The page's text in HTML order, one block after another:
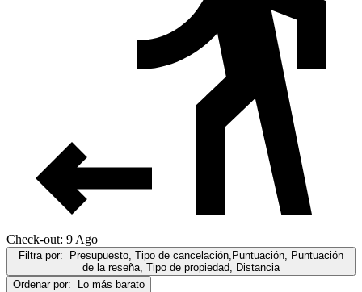
Check-out: 9 Ago
Filtra por:
Presupuesto, Tipo de cancelación,Puntuación, Puntuación
de la reseña, Tipo de propiedad, Distancia
Ordenar por:
Lo más barato